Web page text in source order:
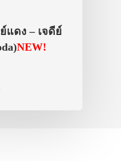
แดง – เจดีย์
NEW!